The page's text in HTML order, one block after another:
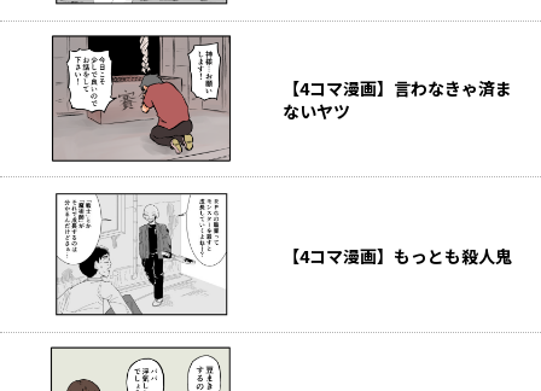
【4コマ漫画】言わなきゃ済ま
ないヤツ
【4コマ漫画】もっとも殺人鬼